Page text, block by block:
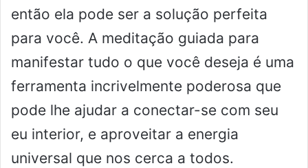
então ela pode ser a solução perfeita
para você. A meditação guiada para
manifestar tudo o que você deseja é uma
ferramenta incrivelmente poderosa que
pode lhe ajudar a conectar-se com seu
eu interior, e aproveitar a energia
universal que nos cerca a todos.